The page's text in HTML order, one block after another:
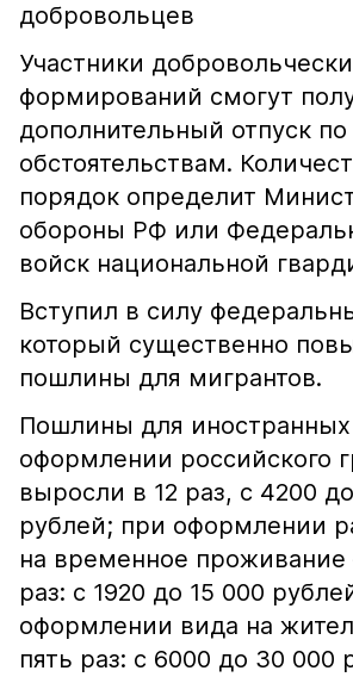
добровольцев
Участники
формирований смогут
дополнительный отпуск
обстоятельствам.
порядок определит
обороны РФ или
войск национальной
Вступил в силу
который существенно
пошлины для мигрантов.
Пошлины для
оформлении российского
выросли в 12 раз, с 4200
рублей; при оформлении
на временное
раз: с 1920 до 15 000
оформлении вида на
пять раз: с 6000 до 30 000